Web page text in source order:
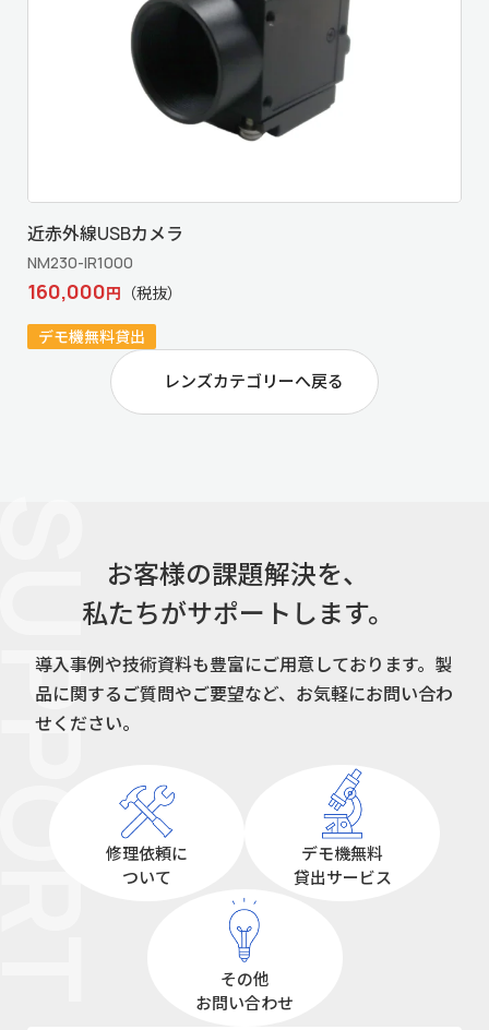
近赤外線USBカメラ
NM230-IR1000
160,000円 （税抜）
デモ機無料貸出
レンズカテゴリーへ戻る
お客様の課題解決を、
私たちがサポートします。
導入事例や技術資料も豊富にご用意しております。 製
品に関するご質問やご要望など、お気軽にお問い合わ
せください。
修理依頼に
ついて
デモ機無料
貸出サービス
その他
お問い合わせ